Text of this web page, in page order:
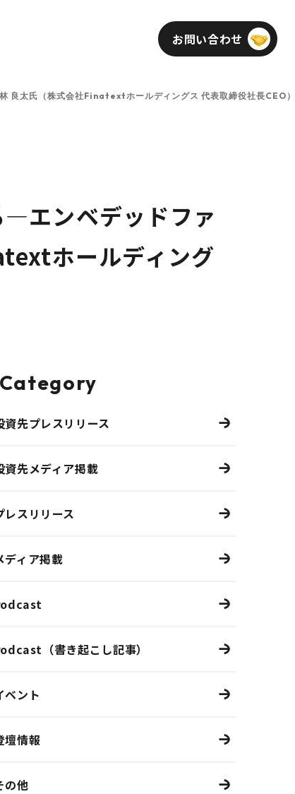
お問い合わせ
良太氏（株式会社Finatextホールディングス 代表取締役社長CEO
—エンベデッドファ
ホールディング
資先プレスリリース
資先メディア掲載
レスリリース
ディア掲載
（書き起こし記事）
ベント
壇情報
の他